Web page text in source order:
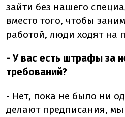
зайти без нашего
вместо того, чтобы
работой, люди ходят на
- У вас есть штрафы за
требований?
- Нет, пока не было ни
делают предписания,